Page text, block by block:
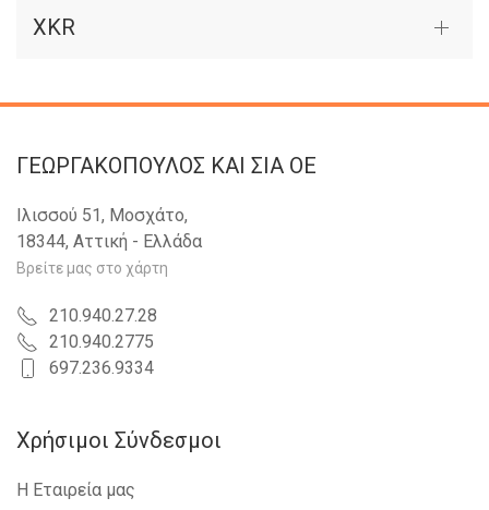
XKR
ΓΕΩΡΓΑΚΟΠΟΥΛΟΣ KAI ΣΙΑ OE
Ιλισσού 51, Μοσχάτο,
18344, Αττική - Ελλάδα
Βρείτε μας στο χάρτη
210.940.27.28
210.940.2775
697.236.9334
Χρήσιμοι Σύνδεσμοι
Η Εταιρεία μας